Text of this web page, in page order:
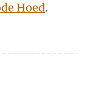
Hoed.